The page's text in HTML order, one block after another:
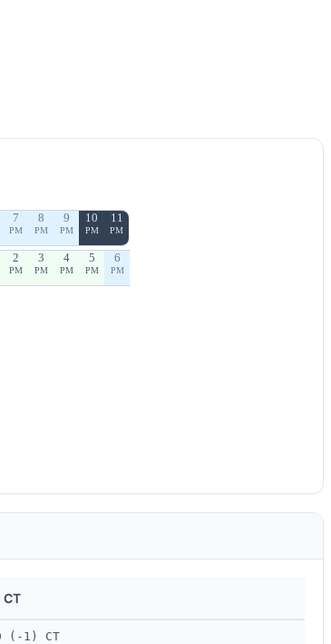
7
PM
8
PM
9
PM
10
PM
11
PM
2
PM
3
PM
4
PM
5
PM
6
PM
CT
(-1) CT